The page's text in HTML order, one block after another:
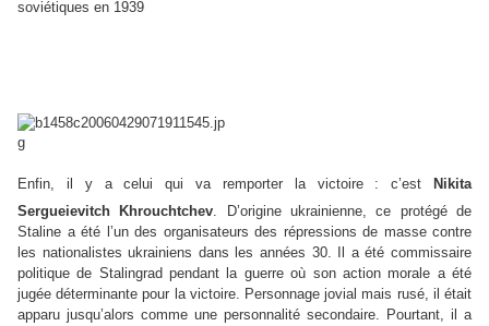
soviétiques en 1939
Enfin, il y a celui qui va remporter la victoire : c’est
Nikita
Sergueievitch
Khrouchtchev.
D’origine ukrainienne, ce protégé de
Staline a été l’un des organisateurs des répressions de masse contre
les nationalistes ukrainiens dans les années 30. Il a été commissaire
politique de Stalingrad pendant la guerre où son action morale a été
jugée déterminante pour la victoire. Personnage jovial mais rusé, il était
apparu jusqu’alors comme une personnalité secondaire. Pourtant, il a